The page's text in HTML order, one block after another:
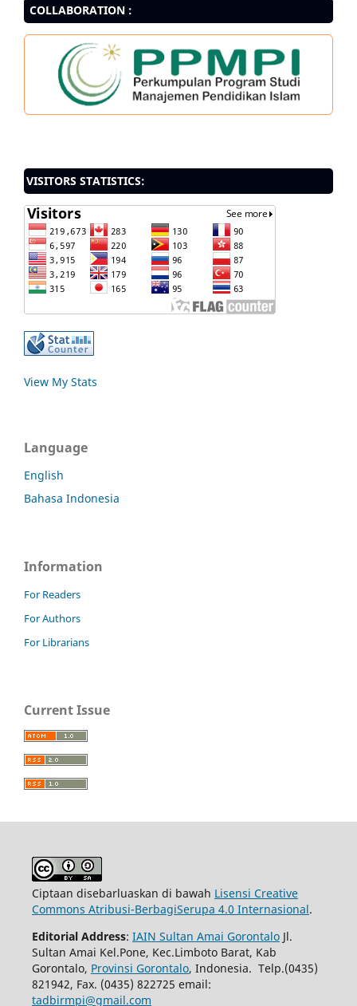
COLLABORATION :
VISITORS STATISTICS:
View My Stats
Language
English
Bahasa Indonesia
Information
For Readers
For Authors
For Librarians
Current Issue
Ciptaan disebarluaskan di bawah Lisensi Creative
Commons Atribusi-BerbagiSerupa 4.0 Internasional.
Editorial Address: IAIN Sultan Amai GorontaloJl.
Sultan Amai Kel.Pone, Kec.Limboto Barat, Kab
Gorontalo, Provinsi Gorontalo, Indonesia. Telp.(0435)
821942, Fax. (0435) 822725 email:
tadbirmpi@gmail.com